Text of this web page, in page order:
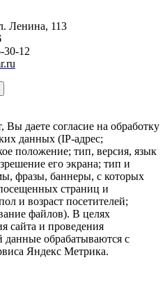
Ленина, 113
30-12
Вы даете согласие на обработку
данных (IP-адрес;
положение; тип, версия, язык
его экрана; тип и
фразы, баннеры, с которых
страниц и
и возраст посетителей;
файлов). В целях
сайта и проведения
данные обрабатываются с
Яндекс Метрика.